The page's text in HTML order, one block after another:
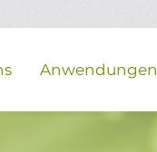
Anwendungen